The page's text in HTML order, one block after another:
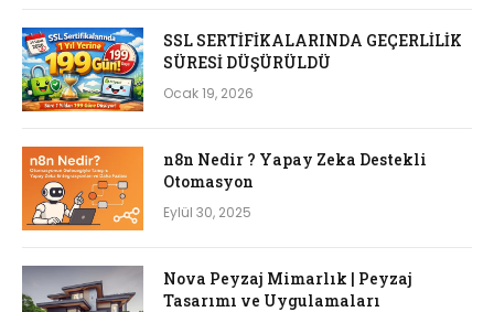
SSL SERTİFİKALARINDA GEÇERLİLİK
SÜRESİ DÜŞÜRÜLDÜ
Ocak 19, 2026
n8n Nedir ? Yapay Zeka Destekli
Otomasyon
Eylül 30, 2025
Nova Peyzaj Mimarlık | Peyzaj
Tasarımı ve Uygulamaları